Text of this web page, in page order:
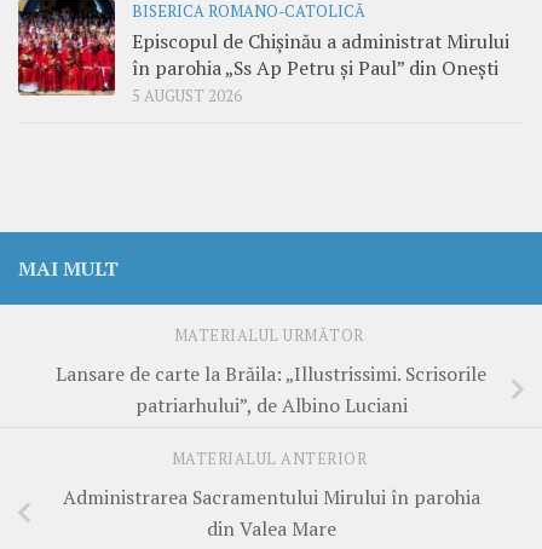
BISERICA ROMANO-CATOLICĂ
Episcopul de Chișinău a administrat Mirului
în parohia „Ss Ap Petru și Paul” din Onești
5 AUGUST 2026
MAI MULT
MATERIALUL URMĂTOR
Lansare de carte la Brăila: „Illustrissimi. Scrisorile
patriarhului”, de Albino Luciani
MATERIALUL ANTERIOR
Administrarea Sacramentului Mirului în parohia
din Valea Mare